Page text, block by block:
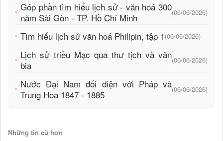
Góp phần tìm hiểu lịch sử - văn hoá 300
năm Sài Gòn - TP. Hồ Chí Minh
(06/06/2026)
Tìm hiểu lịch sử văn hoá Philipin, tập 1 (06/06/2026)
Lịch sử triều Mạc qua thư tịch và văn
bia
(06/06/2026)
Nước Đại Nam đối diện với Pháp và
Trung Hoa 1847 - 1885
(06/06/2026)
Những tin cũ hơn